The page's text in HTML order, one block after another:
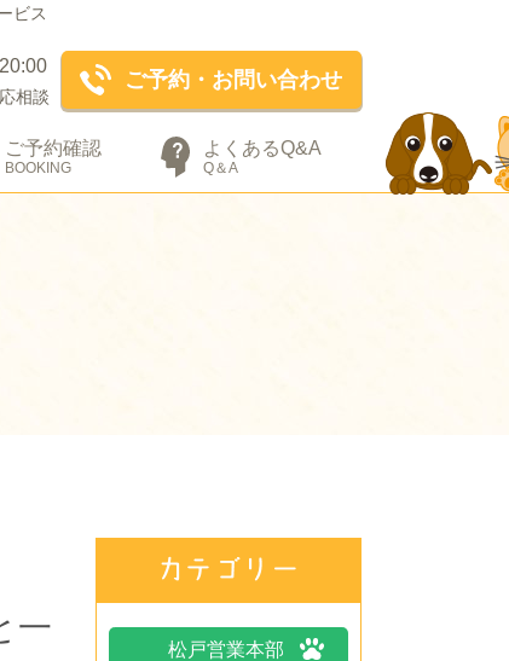
ビス
相談
ご予約・お問い合わせ
ご予約確認
BOOKING
よくあるQ&A
Q＆A
一
松戸営業本部